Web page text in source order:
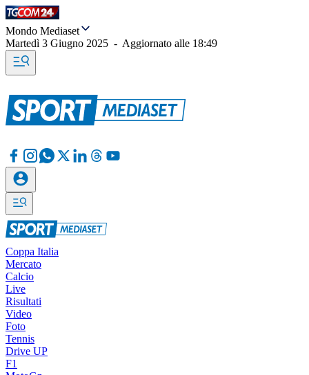
Mondo Mediaset
Martedì 3 Giugno 2025 - Aggiornato alle 18:49
Coppa Italia
Mercato
Calcio
Live
Risultati
Video
Foto
Tennis
Drive UP
F1